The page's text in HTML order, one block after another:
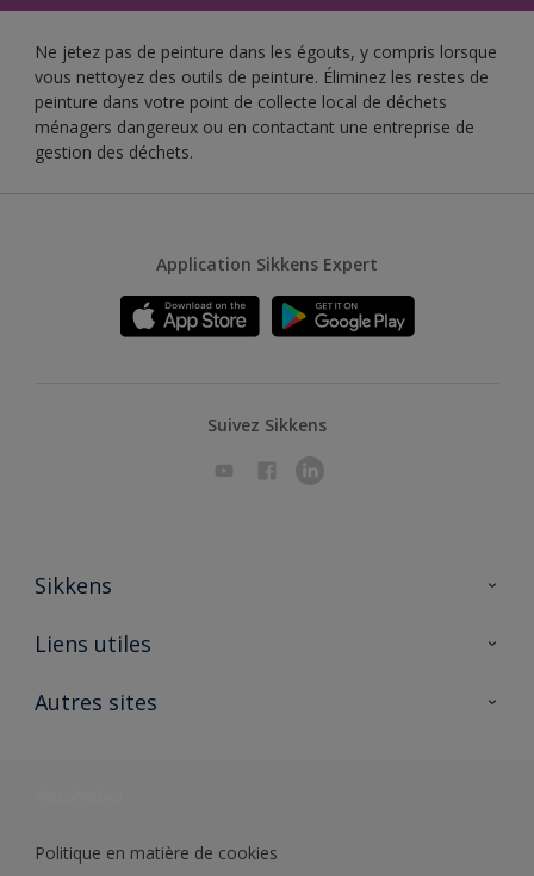
Ne jetez pas de peinture dans les égouts, y compris lorsque
vous nettoyez des outils de peinture. Éliminez les restes de
peinture dans votre point de collecte local de déchets
ménagers dangereux ou en contactant une entreprise de
gestion des déchets.
Application Sikkens Expert
Suivez Sikkens
Sikkens
A propos de Sikkens
Liens utiles
Ouvrir un magasin PASS
Autres sites
Politique en matière de cookies